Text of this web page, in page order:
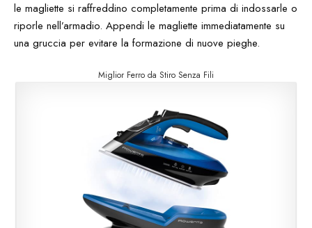
le magliette si raffreddino completamente prima di indossarle o
riporle nell’armadio. Appendi le magliette immediatamente su
una gruccia per evitare la formazione di nuove pieghe.
Miglior Ferro da Stiro Senza Fili